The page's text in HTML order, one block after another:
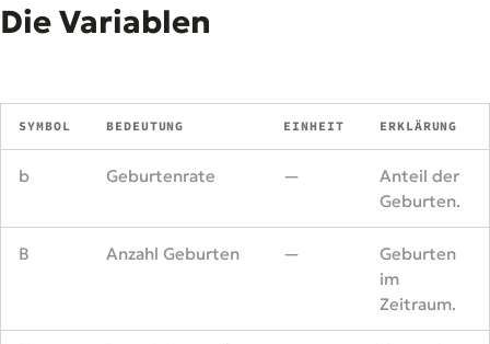
Die Variablen
SYMBOL BEDEUTUNG EINHEIT ERKLÄRUNG
b Geburtenrate —
Anteil der
Geburten.
B Anzahl Geburten —
Geburten
im
Zeitraum.